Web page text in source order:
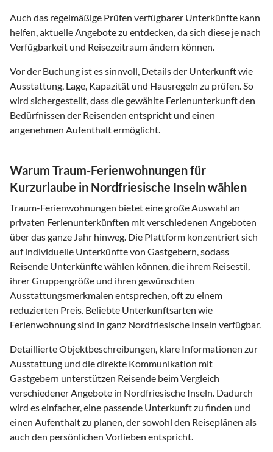
Auch das regelmäßige Prüfen verfügbarer Unterkünfte kann
helfen, aktuelle Angebote zu entdecken, da sich diese je nach
Verfügbarkeit und Reisezeitraum ändern können.
Vor der Buchung ist es sinnvoll, Details der Unterkunft wie
Ausstattung, Lage, Kapazität und Hausregeln zu prüfen. So
wird sichergestellt, dass die gewählte Ferienunterkunft den
Bedürfnissen der Reisenden entspricht und einen
angenehmen Aufenthalt ermöglicht.
Warum Traum-Ferienwohnungen für
Kurzurlaube in Nordfriesische Inseln wählen
Traum-Ferienwohnungen bietet eine große Auswahl an
privaten Ferienunterkünften mit verschiedenen Angeboten
über das ganze Jahr hinweg. Die Plattform konzentriert sich
auf individuelle Unterkünfte von Gastgebern, sodass
Reisende Unterkünfte wählen können, die ihrem Reisestil,
ihrer Gruppengröße und ihren gewünschten
Ausstattungsmerkmalen entsprechen, oft zu einem
reduzierten Preis. Beliebte Unterkunftsarten wie
Ferienwohnung sind in ganz Nordfriesische Inseln verfügbar.
Detaillierte Objektbeschreibungen, klare Informationen zur
Ausstattung und die direkte Kommunikation mit
Gastgebern unterstützen Reisende beim Vergleich
verschiedener Angebote in Nordfriesische Inseln. Dadurch
wird es einfacher, eine passende Unterkunft zu finden und
einen Aufenthalt zu planen, der sowohl den Reiseplänen als
auch den persönlichen Vorlieben entspricht.